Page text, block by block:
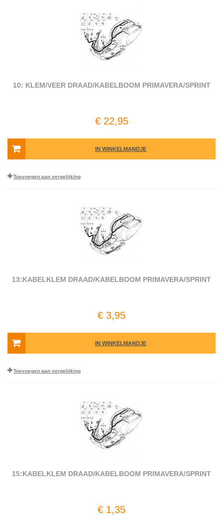
10: KLEM/VEER DRAAD/KABELBOOM PRIMAVERA/SPRINT
€ 22,95
IN WINKELMANDJE
Toevoegen aan vergelijking
13:KABELKLEM DRAAD/KABELBOOM PRIMAVERA/SPRINT
€ 3,95
IN WINKELMANDJE
Toevoegen aan vergelijking
15:KABELKLEM DRAAD/KABELBOOM PRIMAVERA/SPRINT
€ 1,35